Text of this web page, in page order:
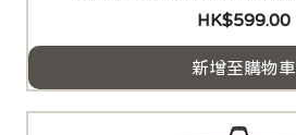
價格
HK$599.00
新增至購物車